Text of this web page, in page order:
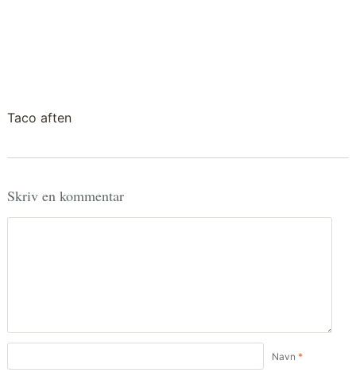
Taco aften
Skriv en kommentar
Navn *